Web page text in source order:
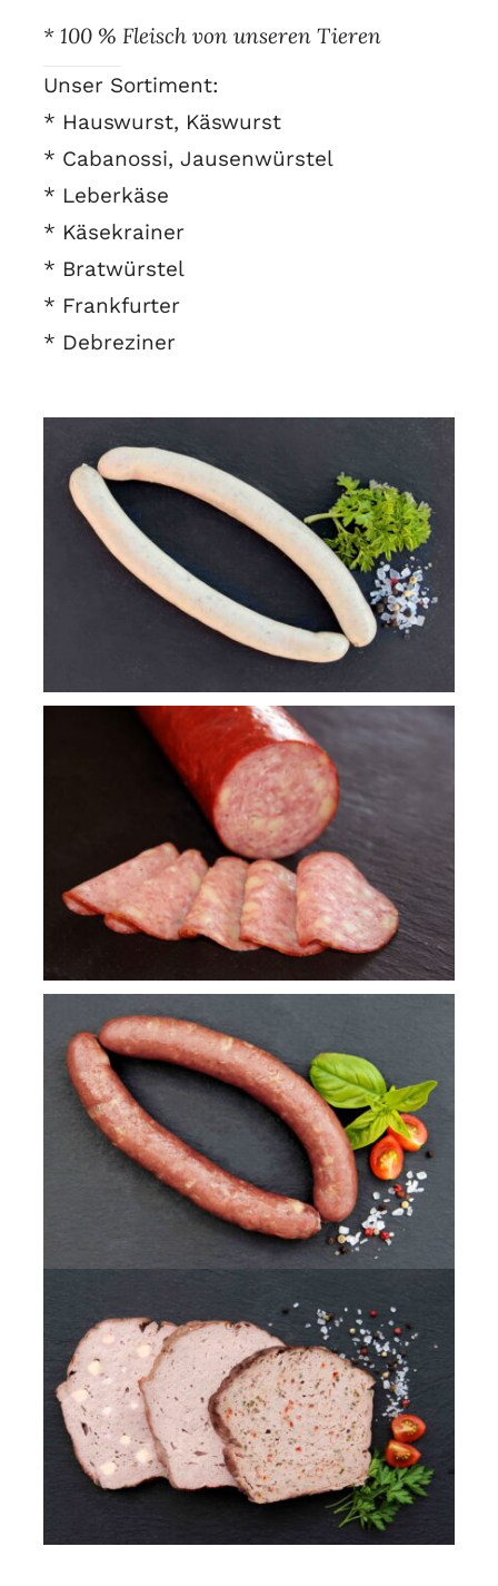
* 100 % Fleisch von unseren Tieren
Unser Sortiment:
* Hauswurst, Käswurst
* Cabanossi, Jausenwürstel
* Leberkäse
* Käsekrainer
* Bratwürstel
* Frankfurter
* Debreziner